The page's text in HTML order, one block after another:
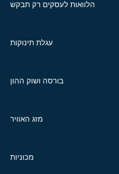
הלוואות לעסקים רק תבקש
עגלת תינוקות
בורסה ושוק ההון
מזג האוויר
מכוניות